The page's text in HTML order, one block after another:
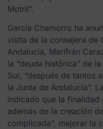
Motril”.
García Chamorro ha
visita de la consejera de
Andalucía, Marifrán
la “deuda histórica” de
Sur, “después de tantos
la Junta de Andalucía”.
indicado que la finalidad
además de la creación
complicada”, mejorar la